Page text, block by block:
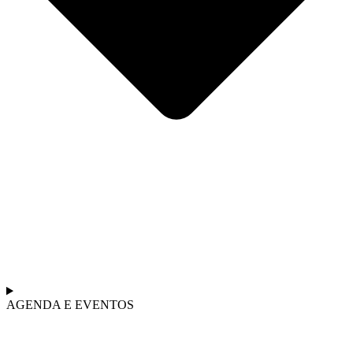
AGENDA E EVENTOS